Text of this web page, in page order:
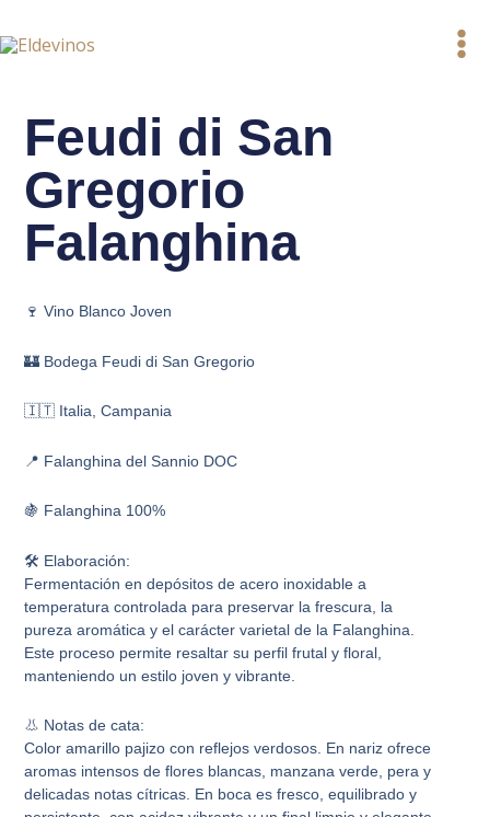
al
Feudi di San
Gregorio
Falanghina
🍷 Vino Blanco Joven
🏰 Bodega Feudi di San Gregorio
🇮🇹 Italia, Campania
📍 Falanghina del Sannio DOC
🍇 Falanghina 100%
🛠️ Elaboración:
Fermentación en depósitos de acero inoxidable a
temperatura controlada para preservar la frescura, la
pureza aromática y el carácter varietal de la Falanghina.
Este proceso permite resaltar su perfil frutal y floral,
manteniendo un estilo joven y vibrante.
👃 Notas de cata:
Color amarillo pajizo con reflejos verdosos. En nariz ofrece
aromas intensos de flores blancas, manzana verde, pera y
delicadas notas cítricas. En boca es fresco, equilibrado y